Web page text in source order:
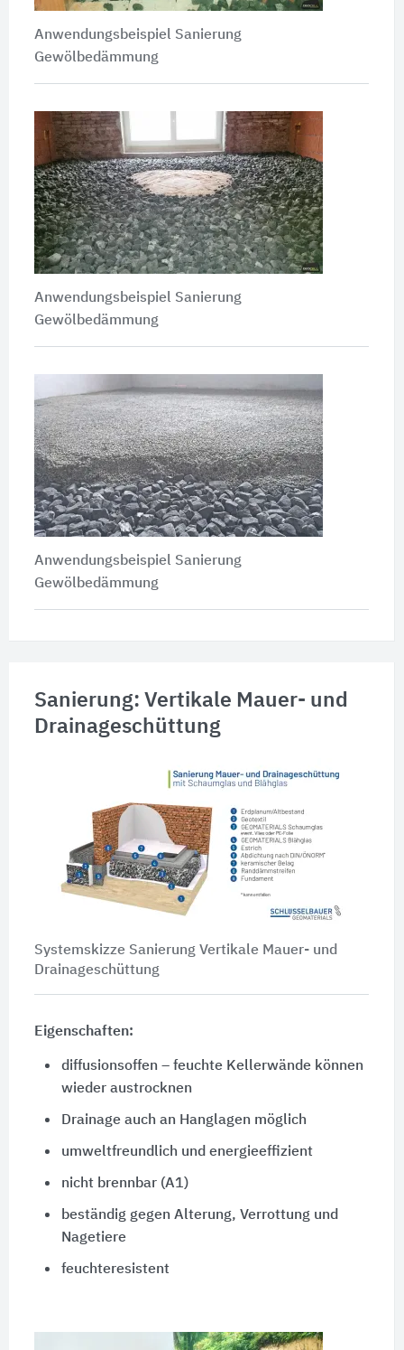
Anwendungsbeispiel Sanierung
Gewölbedämmung
Anwendungsbeispiel Sanierung
Gewölbedämmung
Anwendungsbeispiel Sanierung
Gewölbedämmung
Sanierung: Vertikale Mauer- und
Drainageschüttung
Systemskizze Sanierung Vertikale Mauer- und
Drainageschüttung
Eigenschaften:
diffusionsoffen – feuchte Kellerwände können
wieder austrocknen
Drainage auch an Hanglagen möglich
umweltfreundlich und energieeffizient
nicht brennbar (A1)
beständig gegen Alterung, Verrottung und
Nagetiere
feuchteresistent